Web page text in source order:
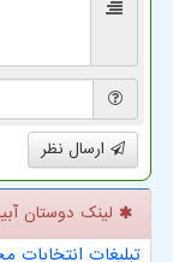
ارسال نظر
لینک دوستان
تبلیغات انتخابات